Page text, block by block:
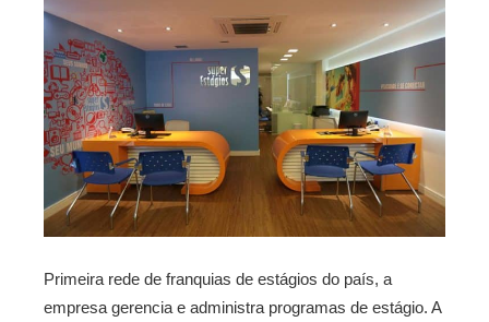
Primeira rede de franquias de estágios do país, a
empresa gerencia e administra programas de estágio. A